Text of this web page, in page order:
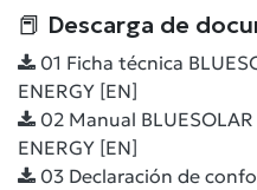
📕 Descarga de
01 Ficha técnica
ENERGY [EN]
02 Manual
ENERGY [EN]
03 Declaración de